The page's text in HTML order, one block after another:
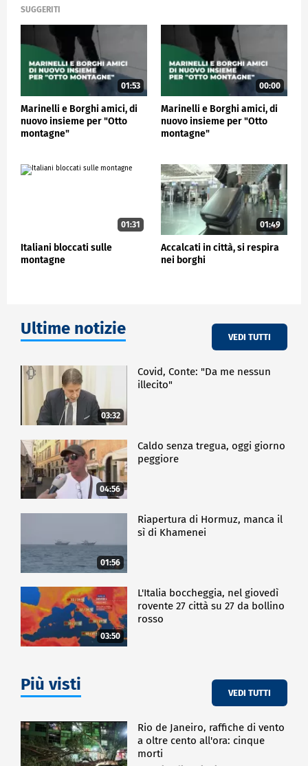
vero tra me e Luca, quindi è stato fare un film,
l'essere umano, le conoscenze, con gli altri": così
l'attore Alessandro Borghi ai microfoni di askanews,
al termine della cerimonia di presentazione al
Quirinale dei candidati al premio David di
SPETTACOLO
SUGGERITI
01:53
Marinelli e Borghi amici, di
nuovo insieme per "Otto
montagne"
00:00
Marinelli e Borghi amici, di
nuovo insieme per "Otto
montagne"
01:31
Italiani bloccati sulle
montagne
01:49
Accalcati in città, si respira
nei borghi
Ultime notizie VEDI TUTTI
03:32
Covid, Conte: "Da me nessun
illecito"
04:56
Caldo senza tregua, oggi giorno
peggiore
01:56
Riapertura di Hormuz, manca il
sì di Khamenei
03:50
L'Italia boccheggia, nel giovedì
rovente 27 città su 27 da bollino
rosso
Più visti VEDI TUTTI
Rio de Janeiro, raffiche di vento
a oltre cento all'ora: cinque
morti